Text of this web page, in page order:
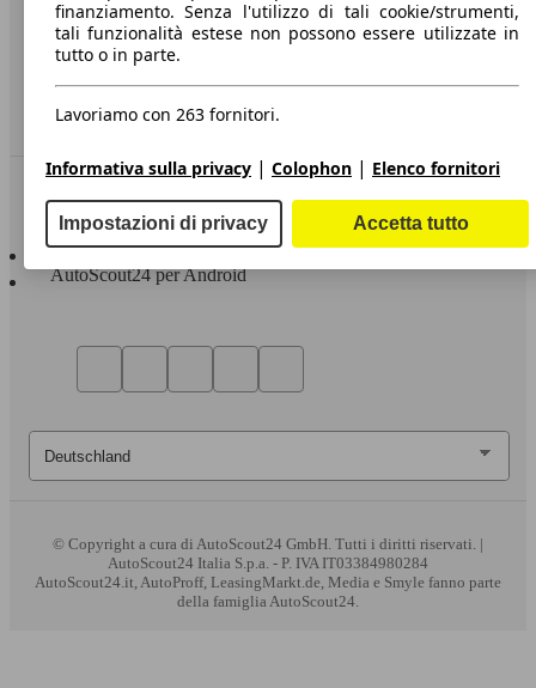
Dichiarazione di Accessibilità
Servizi
Area rivenditori
AutoScout24 per iOS
AutoScout24 per Android
© Copyright a cura di AutoScout24 GmbH. Tutti i diritti riservati. |
AutoScout24 Italia S.p.a. - P. IVA IT03384980284
AutoScout24.it, AutoProff, LeasingMarkt.de, Media e Smyle fanno parte
della famiglia AutoScout24.
finanziamento. Senza l'utilizzo di tali cookie/strumenti,
tali funzionalità estese non possono essere utilizzate in
tutto o in parte.
Lavoriamo con 263 fornitori.
Informativa sulla privacy | Colophon | Elenco fornitori
Impostazioni di privacy Accetta tutto